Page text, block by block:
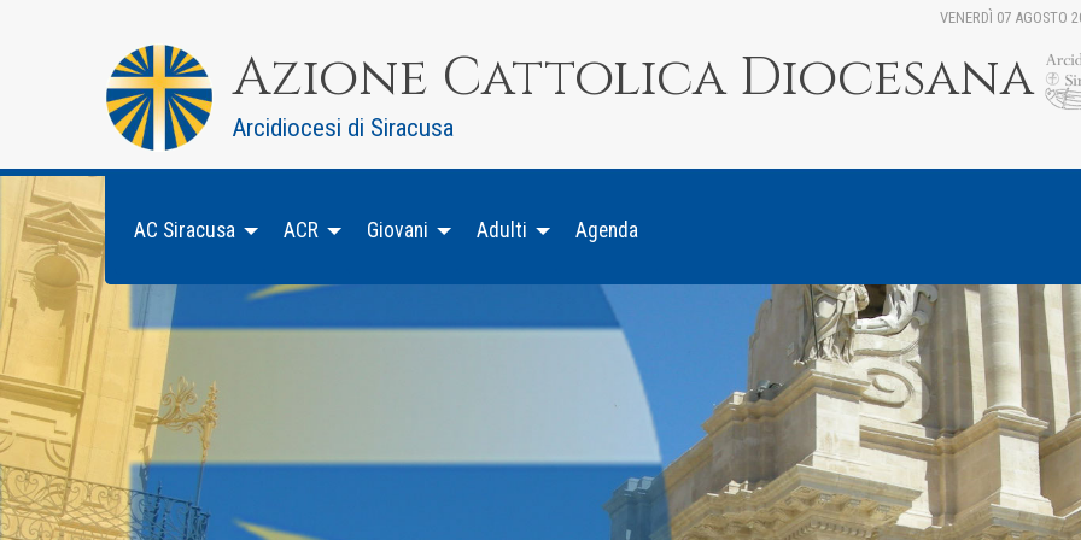
VENERDÌ 07 AGOSTO
Azione Cattolica Diocesana
Arcidiocesi di Siracusa
AC Siracusa ACR Giovani Adulti Agenda